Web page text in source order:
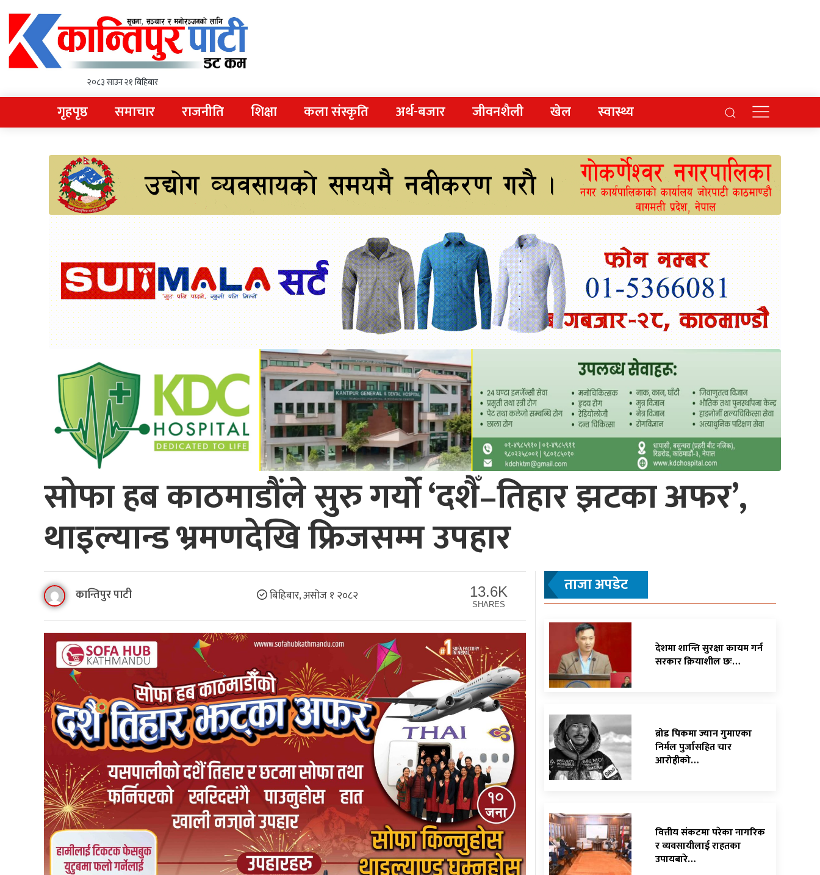
२०८३ साउन २१ बिहिबार
गृहपृष्ठ समाचार राजनीति शिक्षा कला संस्कृति अर्थ-बजार जीवनशैली खेल स्वास्थ्य
सोफा हब काठमाडौंले सुरु गर्यो ‘दशैँ–तिहार झटका अफर’,
थाइल्यान्ड भ्रमणदेखि फ्रिजसम्म उपहार
कान्तिपुर पाटी बिहिबार, असोज १ २०८२ 13.6K
SHARES
ताजा अपडेट
देशमा शान्ति सुरक्षा कायम गर्न
सरकार क्रियाशील छः…
ब्रोड पिकमा ज्यान गुमाएका
निर्मल पुर्जासहित चार
आरोहीको…
वित्तीय संकटमा परेका नागरिक
र व्यवसायीलाई राहतका
उपायबारे…